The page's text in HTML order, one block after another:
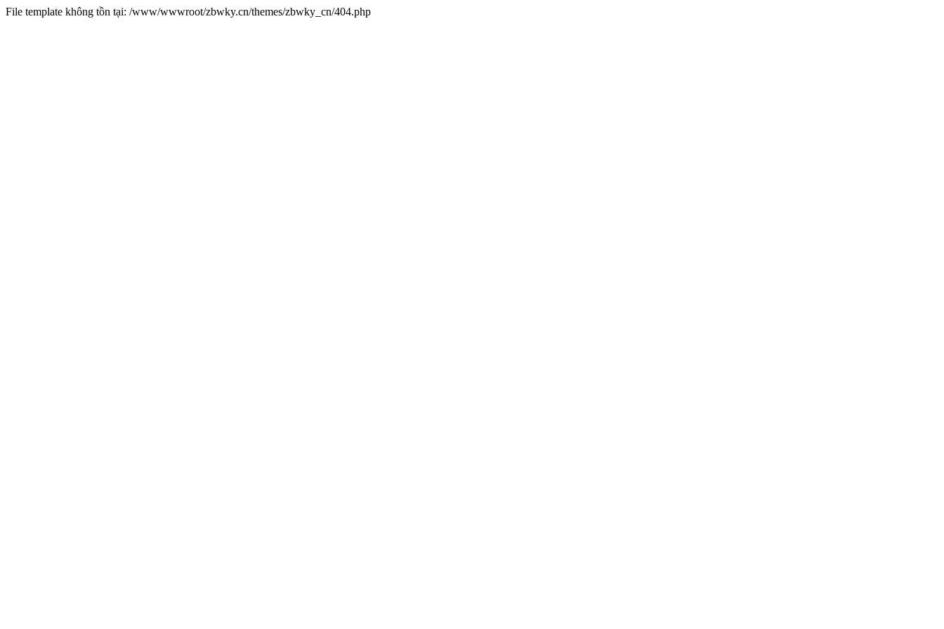
File template không tồn tại: /www/wwwroot/zbwky.cn/themes/zbwky_cn/404.php